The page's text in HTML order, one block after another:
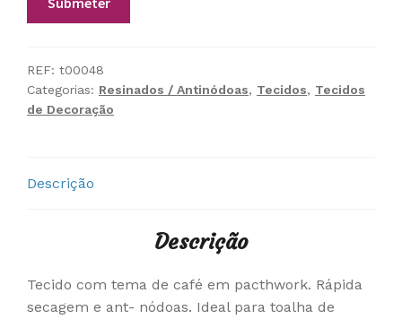
REF: t00048
Categorias: Resinados / Antinódoas, Tecidos, Tecidos
de Decoração
Descrição
Descrição
Tecido com tema de café em pacthwork. Rápida
secagem e ant- nódoas. Ideal para toalha de